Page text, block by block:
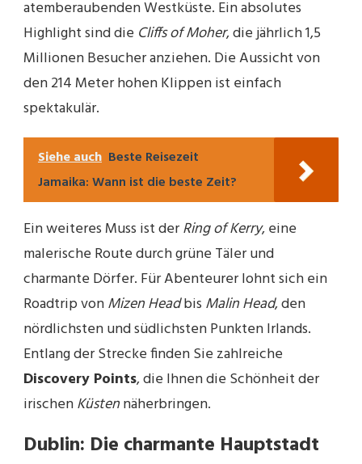
atemberaubenden Westküste. Ein absolutes
Highlight sind die Cliffs of Moher, die jährlich 1,5
Millionen Besucher anziehen. Die Aussicht von
den 214 Meter hohen Klippen ist einfach
spektakulär.
Siehe auch Beste Reisezeit
Jamaika: Wann ist die beste Zeit?
Ein weiteres Muss ist derRing of Kerry, eine
malerische Route durch grüne Täler und
charmante Dörfer. Für Abenteurer lohnt sich ein
Roadtrip vonMizen Headbis Malin Head, den
nördlichsten und südlichsten Punkten Irlands.
Entlang der Strecke finden Sie zahlreiche
Discovery Points, die Ihnen die Schönheit der
irischenKüstennäherbringen.
Dublin: Die charmante Hauptstadt